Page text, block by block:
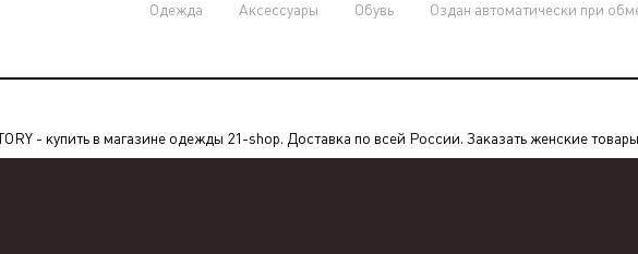
Одежда Аксессуары Обувь Оздан автоматически при
- купить в магазине одежды 21-shop. Доставка по всей России. Заказать женские